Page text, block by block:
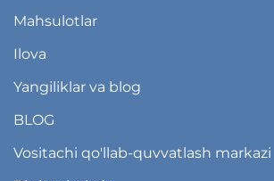
Mahsulotlar
Ilova
Yangiliklar va blog
BLOG
Vositachi qo'llab-quvvatlash markazi